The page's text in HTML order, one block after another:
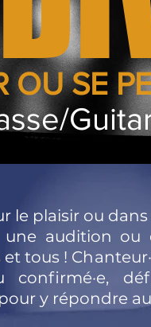
OU SE
le plaisir ou
audition ou
tous !
confirmé·e,
y répondre